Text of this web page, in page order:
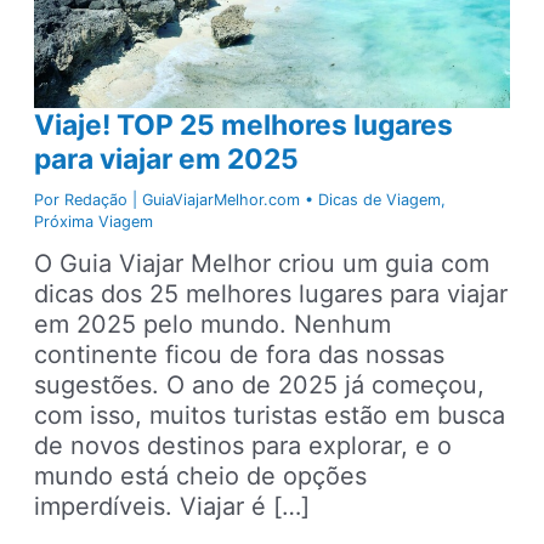
Viaje! TOP 25 melhores lugares
para viajar em 2025
Por Redação | GuiaViajarMelhor.com • Dicas de Viagem,
Próxima Viagem
O Guia Viajar Melhor criou um guia com
dicas dos 25 melhores lugares para viajar
em 2025 pelo mundo. Nenhum
continente ficou de fora das nossas
sugestões. O ano de 2025 já começou,
com isso, muitos turistas estão em busca
de novos destinos para explorar, e o
mundo está cheio de opções
imperdíveis. Viajar é […]